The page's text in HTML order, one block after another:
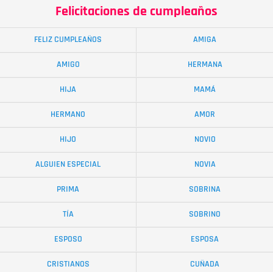
Felicitaciones de cumpleaños
FELIZ CUMPLEAÑOS AMIGA
AMIGO HERMANA
HIJA MAMÁ
HERMANO AMOR
HIJO NOVIO
ALGUIEN ESPECIAL NOVIA
PRIMA SOBRINA
TÍA SOBRINO
ESPOSO ESPOSA
CRISTIANOS CUÑADA